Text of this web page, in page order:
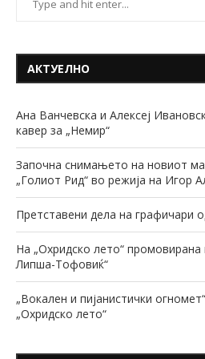
АКТУЕЛНО
Ана Ванчевска и Алексеј
кавер за „Немир“
Започна снимањето на новиот
„Голиот Рид“ во режија на Игор
Претставени дела на графичари
На „Охридско лето“
Липша-Тофовиќ“
„Вокален и пијанистички
„Охридско лето“